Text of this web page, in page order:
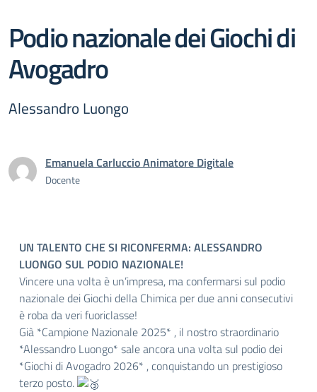
Podio nazionale dei Giochi di
Avogadro
Alessandro Luongo
Emanuela Carluccio Animatore Digitale
Docente
UN TALENTO CHE SI RICONFERMA: ALESSANDRO
LUONGO SUL PODIO NAZIONALE!
Vincere una volta è un’impresa, ma confermarsi sul podio
nazionale dei Giochi della Chimica per due anni consecutivi
è roba da veri fuoriclasse!
Già *Campione Nazionale 2025* , il nostro straordinario
*Alessandro Luongo* sale ancora una volta sul podio dei
*Giochi di Avogadro 2026* , conquistando un prestigioso
terzo posto.